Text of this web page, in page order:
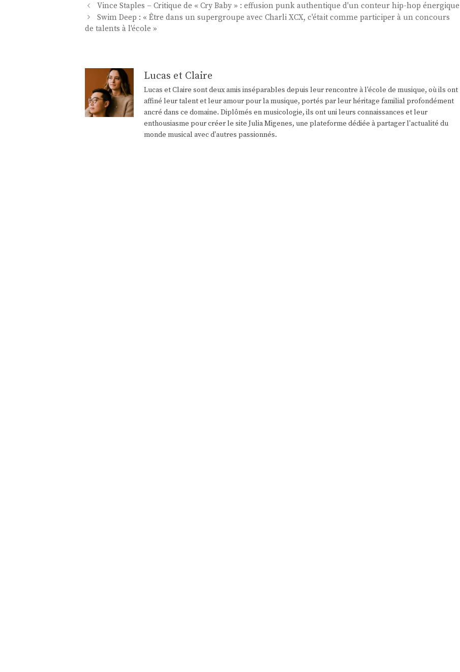
Navigation
des
articles
Vince Staples – Critique de « Cry Baby » : effusion punk authentique d'un conteur hip-hop énergique
Swim Deep : « Être dans un supergroupe avec Charli XCX, c'était comme participer à un concours
de talents à l'école »
Lucas et Claire
Lucas et Claire sont deux amis inséparables depuis leur rencontre à l'école de musique, où ils ont
affiné leur talent et leur amour pour la musique, portés par leur héritage familial profondément
ancré dans ce domaine. Diplômés en musicologie, ils ont uni leurs connaissances et leur
enthousiasme pour créer le site Julia Migenes, une plateforme dédiée à partager l'actualité du
monde musical avec d'autres passionnés.